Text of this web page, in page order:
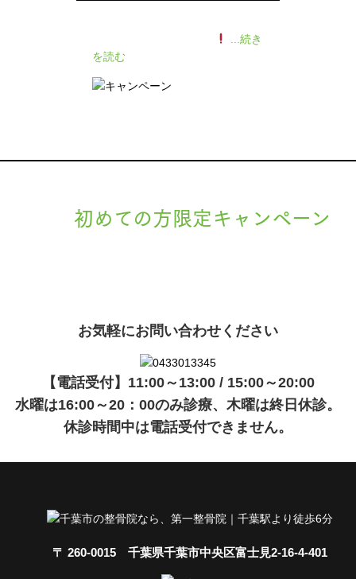
...続き
を読む
初めての方限定キャンペーン
お気軽にお問い合わせください
【電話受付】11:00～13:00 / 15:00～20:00
水曜は16:00～20：00のみ診療、木曜は終日休診。
休診時間中は電話受付できません。
〒 260-0015 千葉県千葉市中央区富士見2-16-4-401